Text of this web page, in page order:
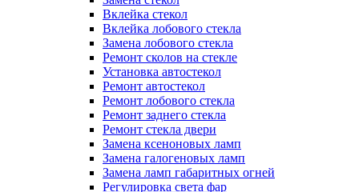
Вклейка стекол
Вклейка лобового стекла
Замена лобового стекла
Ремонт сколов на стекле
Установка автостекол
Ремонт автостекол
Ремонт лобового стекла
Ремонт заднего стекла
Ремонт стекла двери
Замена ксеноновых ламп
Замена галогеновых ламп
Замена ламп габаритных огней
Регулировка света фар